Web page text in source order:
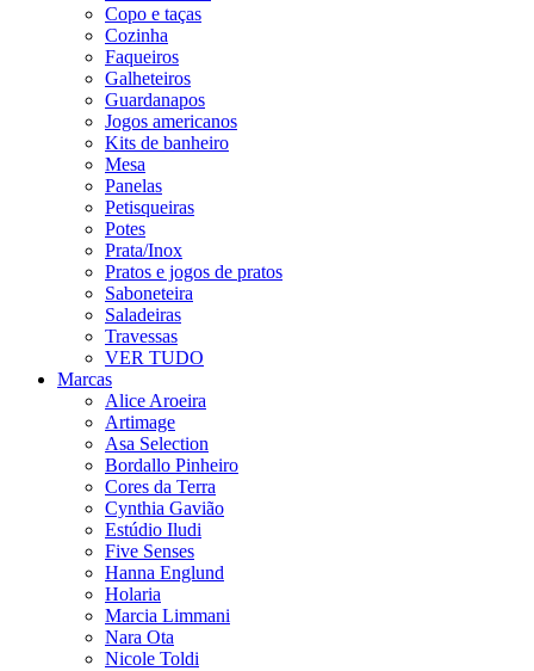
Copo e taças
Cozinha
Faqueiros
Galheteiros
Guardanapos
Jogos americanos
Kits de banheiro
Mesa
Panelas
Petisqueiras
Potes
Prata/Inox
Pratos e jogos de pratos
Saboneteira
Saladeiras
Travessas
VER TUDO
Marcas
Alice Aroeira
Artimage
Asa Selection
Bordallo Pinheiro
Cores da Terra
Cynthia Gavião
Estúdio Iludi
Five Senses
Hanna Englund
Holaria
Marcia Limmani
Nara Ota
Nicole Toldi